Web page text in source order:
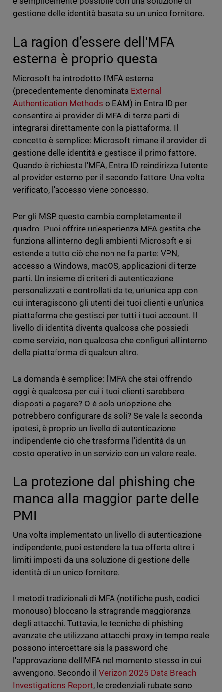
gestione delle identità basata su un unico fornitore.
La ragion d’essere dell'MFA
esterna è proprio questa
Microsoft ha introdotto l'MFA esterna
(precedentemente denominata External
Authentication Methods o EAM) in Entra ID per
consentire ai provider di MFA di terze parti di
integrarsi direttamente con la piattaforma. Il
concetto è semplice: Microsoft rimane il provider di
gestione delle identità e gestisce il primo fattore.
Quando è richiesta l'MFA, Entra ID reindirizza l'utente
al provider esterno per il secondo fattore. Una volta
verificato, l'accesso viene concesso.
Per gli MSP, questo cambia completamente il
quadro. Puoi offrire un'esperienza MFA gestita che
funziona all'interno degli ambienti Microsoft e si
estende a tutto ciò che non ne fa parte: VPN,
accesso a Windows, macOS, applicazioni di terze
parti. Un insieme di criteri di autenticazione
personalizzati e controllati da te, un'unica app con
cui interagiscono gli utenti dei tuoi clienti e un’unica
piattaforma che gestisci per tutti i tuoi account. Il
livello di identità diventa qualcosa che possiedi
come servizio, non qualcosa che configuri all'interno
della piattaforma di qualcun altro.
La domanda è semplice: l'MFA che stai offrendo
oggi è qualcosa per cui i tuoi clienti sarebbero
disposti a pagare? O è solo un'opzione che
potrebbero configurare da soli? Se vale la seconda
ipotesi, è proprio un livello di autenticazione
indipendente ciò che trasforma l'identità da un
costo operativo in un servizio con un valore reale.
La protezione dal phishing che
manca alla maggior parte delle
PMI
Una volta implementato un livello di autenticazione
indipendente, puoi estendere la tua offerta oltre i
limiti imposti da una soluzione di gestione delle
identità di un unico fornitore.
I metodi tradizionali di MFA (notifiche push, codici
monouso) bloccano la stragrande maggioranza
degli attacchi. Tuttavia, le tecniche di phishing
avanzate che utilizzano attacchi proxy in tempo reale
possono intercettare sia la password che
l'approvazione dell'MFA nel momento stesso in cui
avvengono. Secondo il Verizon 2025 Data Breach
Investigations Report, le credenziali rubate sono